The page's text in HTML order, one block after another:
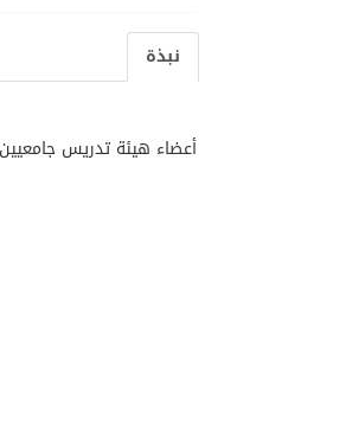
نبذة
أعضاء هيئة تدريس جامعيين